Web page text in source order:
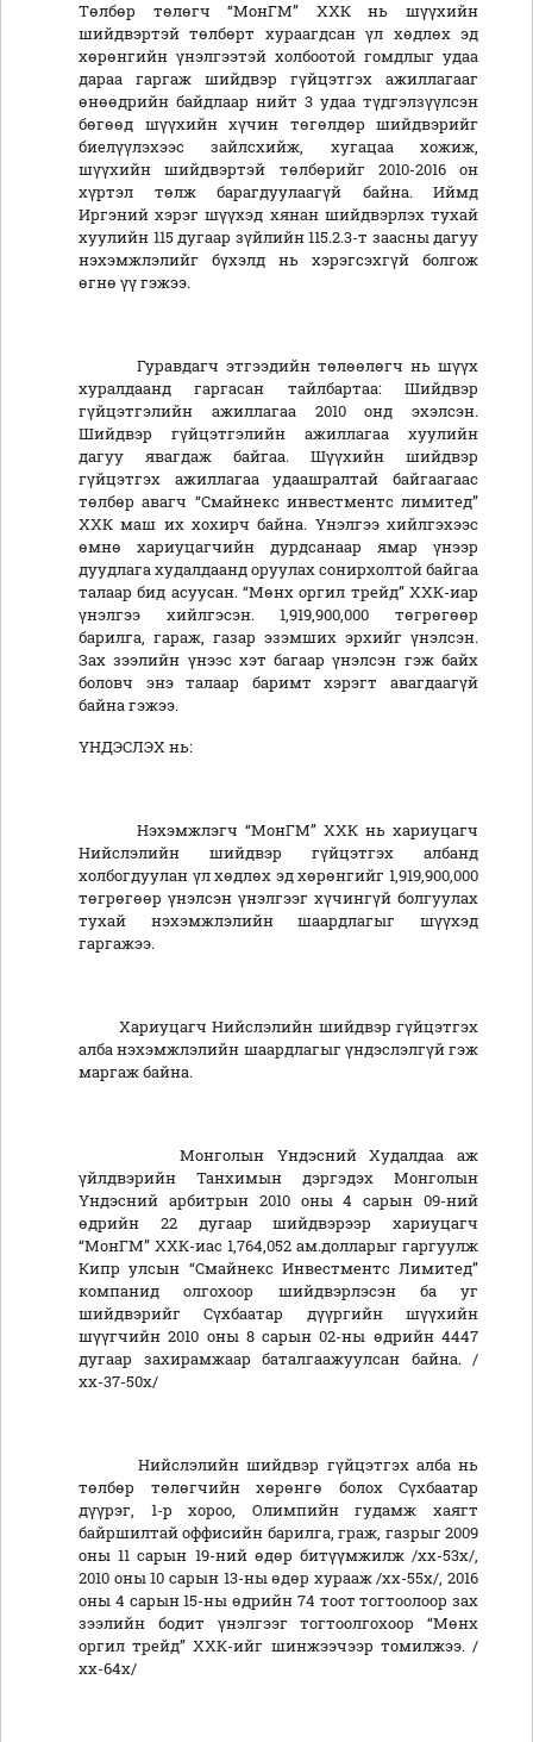
Төлбөр төлөгч “МонГМ” ХХК нь шүүхийн
шийдвэртэй төлбөрт хураагдсан үл хөдлөх эд
хөрөнгийн үнэлгээтэй холбоотой гомдлыг удаа
дараа гаргаж шийдвэр гүйцэтгэх ажиллагааг
өнөөдрийн байдлаар нийт 3 удаа түдгэлзүүлсэн
бөгөөд шүүхийн хүчин төгөлдөр шийдвэрийг
биелүүлэхээс зайлсхийж, хугацаа хожиж,
шүүхийн шийдвэртэй төлбөрийг 2010-2016 он
хүртэл төлж барагдуулаагүй байна. Иймд
Иргэний хэрэг шүүхэд хянан шийдвэрлэх тухай
хуулийн 115 дугаар зүйлийн 115.2.3-т заасны дагуу
нэхэмжлэлийг бүхэлд нь хэрэгсэхгүй болгож
өгнө үү гэжээ.
Гуравдагч этгээдийн төлөөлөгч нь шүүх
хуралдаанд гаргасан тайлбартаа: Шийдвэр
гүйцэтгэлийн ажиллагаа 2010 онд эхэлсэн.
Шийдвэр гүйцэтгэлийн ажиллагаа хуулийн
дагуу явагдаж байгаа. Шүүхийн шийдвэр
гүйцэтгэх ажиллагаа удаашралтай байгаагаас
төлбөр авагч “Смайнекс инвестментс лимитед”
ХХК маш их хохирч байна. Үнэлгээ хийлгэхээс
өмнө хариуцагчийн дурдсанаар ямар үнээр
дуудлага худалдаанд оруулах сонирхолтой байгаа
талаар бид асуусан. “Мөнх оргил трейд” ХХК-иар
үнэлгээ хийлгэсэн. 1,919,900,000 төгрөгөөр
барилга, гараж, газар эзэмших эрхийг үнэлсэн.
Зах зээлийн үнээс хэт багаар үнэлсэн гэж байх
боловч энэ талаар баримт хэрэгт авагдаагүй
байна гэжээ.
ҮНДЭСЛЭХ нь:
Нэхэмжлэгч “МонГМ” ХХК нь хариуцагч
Нийслэлийн шийдвэр гүйцэтгэх албанд
холбогдуулан үл хөдлөх эд хөрөнгийг 1,919,900,000
төгрөгөөр үнэлсэн үнэлгээг хүчингүй болгуулах
тухай нэхэмжлэлийн шаардлагыг шүүхэд
гаргажээ.
Хариуцагч Нийслэлийн шийдвэр гүйцэтгэх
алба нэхэмжлэлийн шаардлагыг үндэслэлгүй гэж
маргаж байна.
Монголын Үндэсний Худалдаа аж
үйлдвэрийн Танхимын дэргэдэх Монголын
Үндэсний арбитрын 2010 оны 4 сарын 09-ний
өдрийн 22 дугаар шийдвэрээр хариуцагч
“МонГМ” ХХК-иас 1,764,052 ам.долларыг гаргуулж
Кипр улсын “Смайнекс Инвестментс Лимитед”
компанид олгохоор шийдвэрлэсэн ба уг
шийдвэрийг Сүхбаатар дүүргийн шүүхийн
шүүгчийн 2010 оны 8 сарын 02-ны өдрийн 4447
дугаар захирамжаар баталгаажуулсан байна. /
хх-37-50х/
Нийслэлийн шийдвэр гүйцэтгэх алба нь
төлбөр төлөгчийн хөрөнгө болох Сүхбаатар
дүүрэг, 1-р хороо, Олимпийн гудамж хаягт
байршилтай оффисийн барилга, граж, газрыг 2009
оны 11 сарын 19-ний өдөр битүүмжилж /хх-53х/,
2010 оны 10 сарын 13-ны өдөр хурааж /хх-55х/, 2016
оны 4 сарын 15-ны өдрийн 74 тоот тогтоолоор зах
зээлийн бодит үнэлгээг тогтоолгохоор “Мөнх
оргил трейд” ХХК-ийг шинжээчээр томилжээ. /
хх-64х/